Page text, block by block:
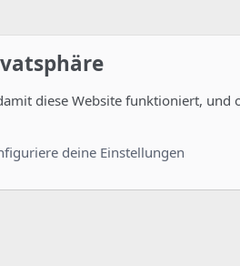
und Konfiguration
diese Website funktioniert, und
deine Einstellungen